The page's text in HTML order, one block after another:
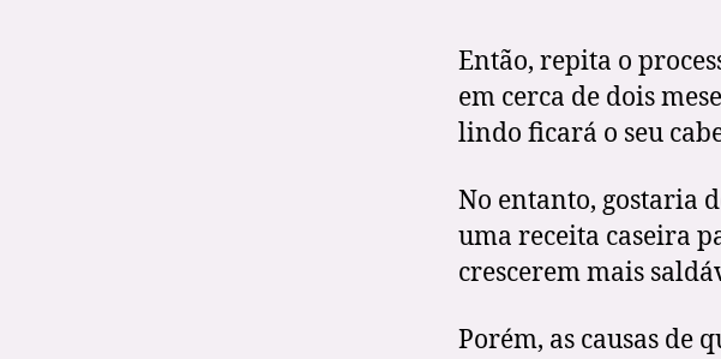
Então, repita o
em cerca de dois
lindo ficará o seu
No entanto, gostaria
uma receita caseira
crescerem mais
Porém, as causas de